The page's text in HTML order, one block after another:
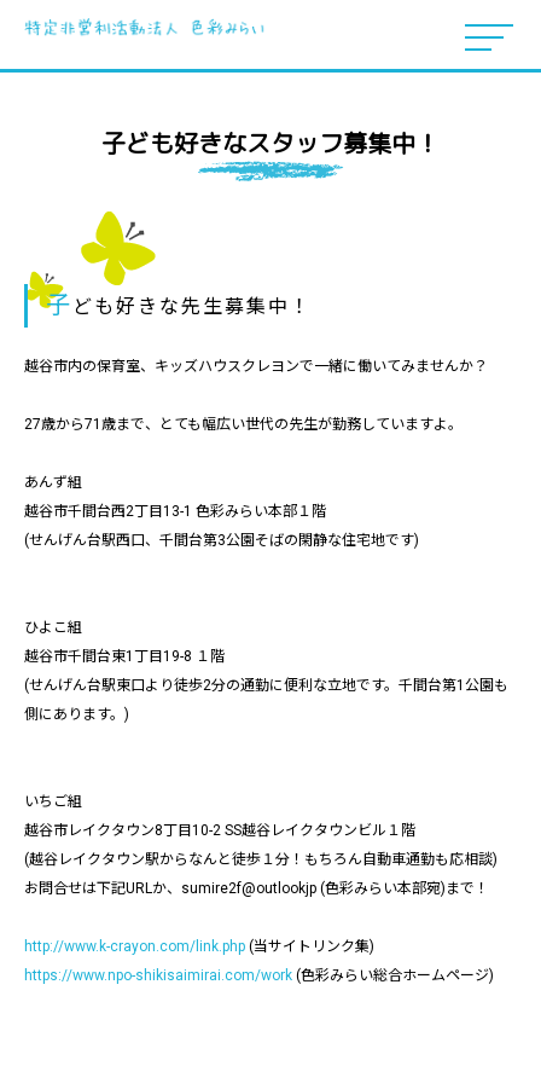
子ども好きなスタッフ募集中！
子 ども好きな先生募集中！
越谷市内の保育室、キッズハウスクレヨンで一緒に働いてみませんか？
27歳から71歳まで、とても幅広い世代の先生が勤務していますよ。
あんず組
越谷市千間台西2丁目13-1 色彩みらい本部１階
(せんげん台駅西口、千間台第3公園そばの閑静な住宅地です)
ひよこ組
越谷市千間台東1丁目19-8 １階
(せんげん台駅東口より徒歩2分の通勤に便利な立地です。千間台第1公園も
側にあります。)
いちご組
越谷市レイクタウン8丁目10-2 SS越谷レイクタウンビル１階
(越谷レイクタウン駅からなんと徒歩１分！もちろん自動車通勤も応相談)
お問合せは下記URLか、sumire2f@outlookjp (色彩みらい本部宛)まで！
http://www.k-crayon.com/link.php (当サイトリンク集)
https://www.npo-shikisaimirai.com/work (色彩みらい総合ホームページ)